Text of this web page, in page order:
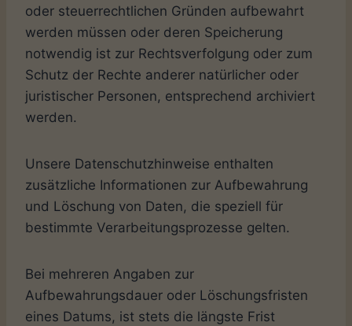
oder steuerrechtlichen Gründen aufbewahrt
werden müssen oder deren Speicherung
notwendig ist zur Rechtsverfolgung oder zum
Schutz der Rechte anderer natürlicher oder
juristischer Personen, entsprechend archiviert
werden.
Unsere Datenschutzhinweise enthalten
zusätzliche Informationen zur Aufbewahrung
und Löschung von Daten, die speziell für
bestimmte Verarbeitungsprozesse gelten.
Bei mehreren Angaben zur
Aufbewahrungsdauer oder Löschungsfristen
eines Datums, ist stets die längste Frist